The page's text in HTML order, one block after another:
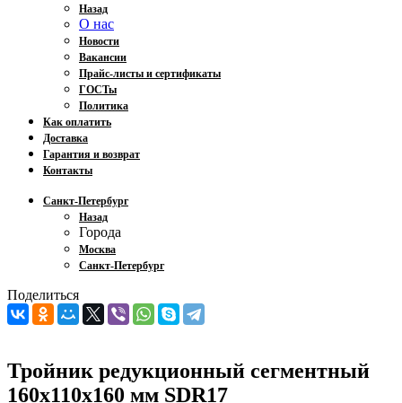
Назад
О нас
Новости
Вакансии
Прайс-листы и сертификаты
ГОСТы
Политика
Как оплатить
Доставка
Гарантия и возврат
Контакты
Санкт-Петербург
Назад
Города
Москва
Санкт-Петербург
Поделиться
Тройник редукционный сегментный
160х110х160 мм SDR17